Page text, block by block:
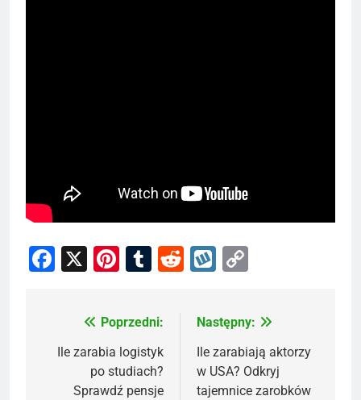
Facebook
X Pinterest
Tumblr
RedditWykop
Nawigacja
wpisu
Poprzedni:
Ile zarabia logistyk
po studiach?
Sprawdź pensje
Następny:
Ile zarabiają aktorzy
w USA? Odkryj
tajemnice zarobków